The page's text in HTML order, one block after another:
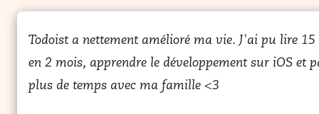
Todoist a totalement changé ma vie et je n'exagère
en disant ça. L'application m'a donné de l'espace
mental et a réduit mon niveau d'anxiété.
Todoist a nettement amélioré ma vie. J'ai pu lire
en 2 mois, apprendre le développement sur iOS et
plus de temps avec ma famille <3